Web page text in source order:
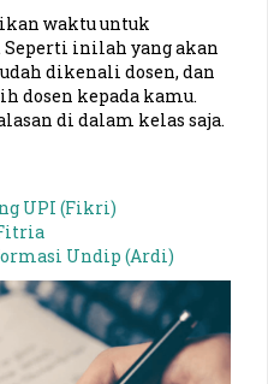
waktu untuk
inilah yang akan
dikenali dosen, dan
dosen kepada kamu.
di dalam kelas saja.
UPI (Fikri)
Undip (Ardi)